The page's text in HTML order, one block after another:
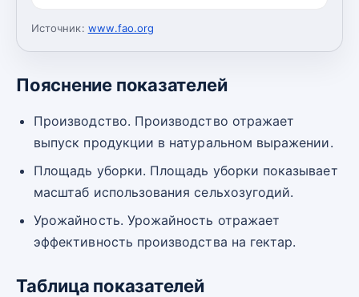
Источник: www.fao.org
Пояснение показателей
Производство. Производство отражает
выпуск продукции в натуральном выражении.
Площадь уборки. Площадь уборки показывает
масштаб использования сельхозугодий.
Урожайность. Урожайность отражает
эффективность производства на гектар.
Таблица показателей